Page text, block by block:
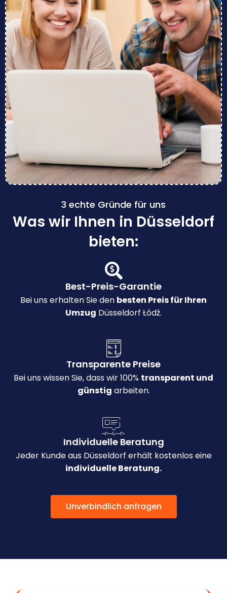
3 echte Gründe für uns
Was wir Ihnen in Düsseldorf
bieten:
Best-Preis-Garantie
Bei uns erhalten Sie den besten Preis für Ihren
Umzug Düsseldorf Łódź.
Transparente Preise
Bei uns wissen Sie, dass wir 100% transparent und
günstig arbeiten.
Individuelle Beratung
Jeder Kunde aus Düsseldorf erhält kostenlos eine
individuelle Beratung.
Unverbindlich anfragen